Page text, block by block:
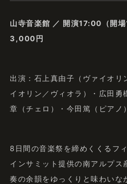
山寺音楽館 ／ 開演17:00（開
3,000円
出演：石上真由子（ヴァイオリ
イオリン／ヴィオラ）・広田勇
章（チェロ）・今田篤（ピアノ）
8日間の音楽祭を締めくくるフ
インサミット提供の南アルプス
奏の余韻をゆっくりと味わいな